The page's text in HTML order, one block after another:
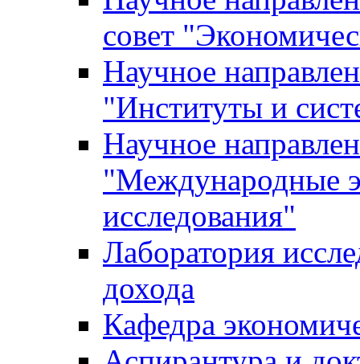
совет
Научное
"Институты и
Научное
"Международные
исследования"
Лаборатория
дохода
Кафедра